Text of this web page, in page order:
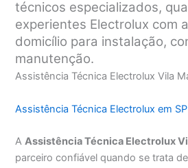
técnicos especializados,
experientes Electrolux com
domicílio para instalação,
manutenção.
Assistência Técnica Electrolux Vila
Assistência Técnica Electrolux em SP
AAssistência Técnica Electrolux
parceiro confiável quando se trata